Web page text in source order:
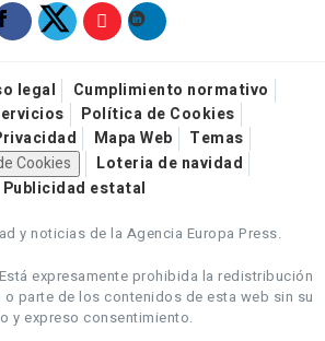
legal
Cumplimiento normativo
Política de Cookies
Mapa Web
Temas
Cookies
Loteria de navidad
Publicidad estatal
y noticias de la Agencia Europa Press.
Está expresamente prohibida la redistribución
parte de los contenidos de esta web sin su
y expreso consentimiento.